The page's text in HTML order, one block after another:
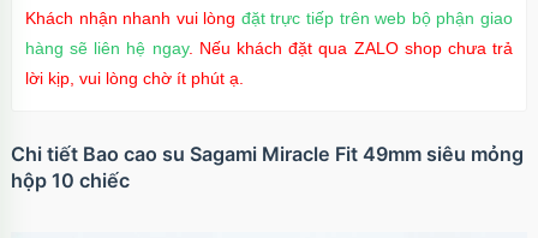
Khách nhận nhanh vui lòng đặt trực tiếp trên web bộ phận giao
hàng sẽ liên hệ ngay. Nếu khách đặt qua ZALO shop chưa trả
lời kịp, vui lòng chờ ít phút ạ.
Chi tiết Bao cao su Sagami Miracle Fit 49mm siêu mỏng
hộp 10 chiếc